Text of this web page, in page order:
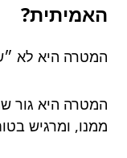
האמיתית?
המטרה היא לא
המטרה היא גור
ממנו, ומרגיש